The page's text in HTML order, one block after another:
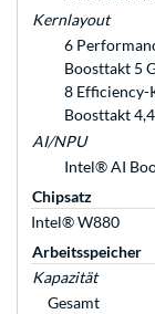
Kernlayout
6
Boosttakt 5
8 Efficiency-
Boosttakt
AI/NPU
Intel® AI
Chipsatz
Intel® W880
Arbeitsspeicher
Kapazität
Gesamt